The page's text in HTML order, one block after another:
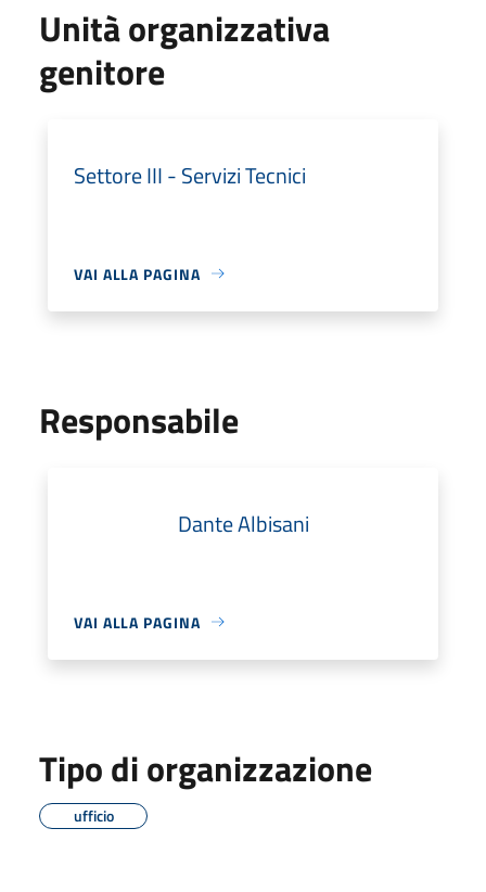
Unità organizzativa
genitore
Settore III - Servizi Tecnici
VAI ALLA PAGINA
Responsabile
Dante Albisani
VAI ALLA PAGINA
Tipo di organizzazione
ufficio